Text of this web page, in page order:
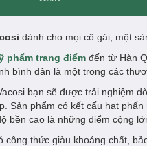
dành cho mọi cô gái, một
phẩm trang điểm đến từ Hàn
bình dân là một trong các
bạn sẽ được trải nghiệm
Sản phẩm có kết cấu hạt
bền cao là những điểm cộng
công thức giàu khoáng chất,